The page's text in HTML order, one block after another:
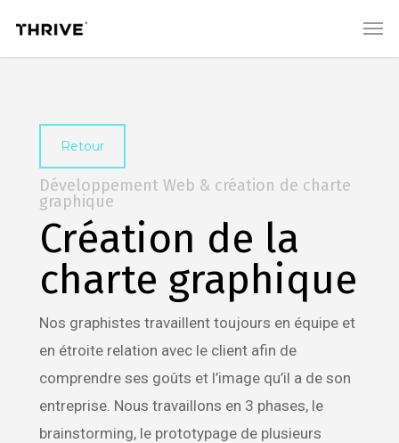
Retour
Développement Web & création de charte
graphique
Création de la
charte graphique
Nos graphistes travaillent toujours en équipe et
en étroite relation avec le client afin de
comprendre ses goûts et l’image qu’il a de son
entreprise. Nous travaillons en 3 phases, le
brainstorming, le prototypage de plusieurs